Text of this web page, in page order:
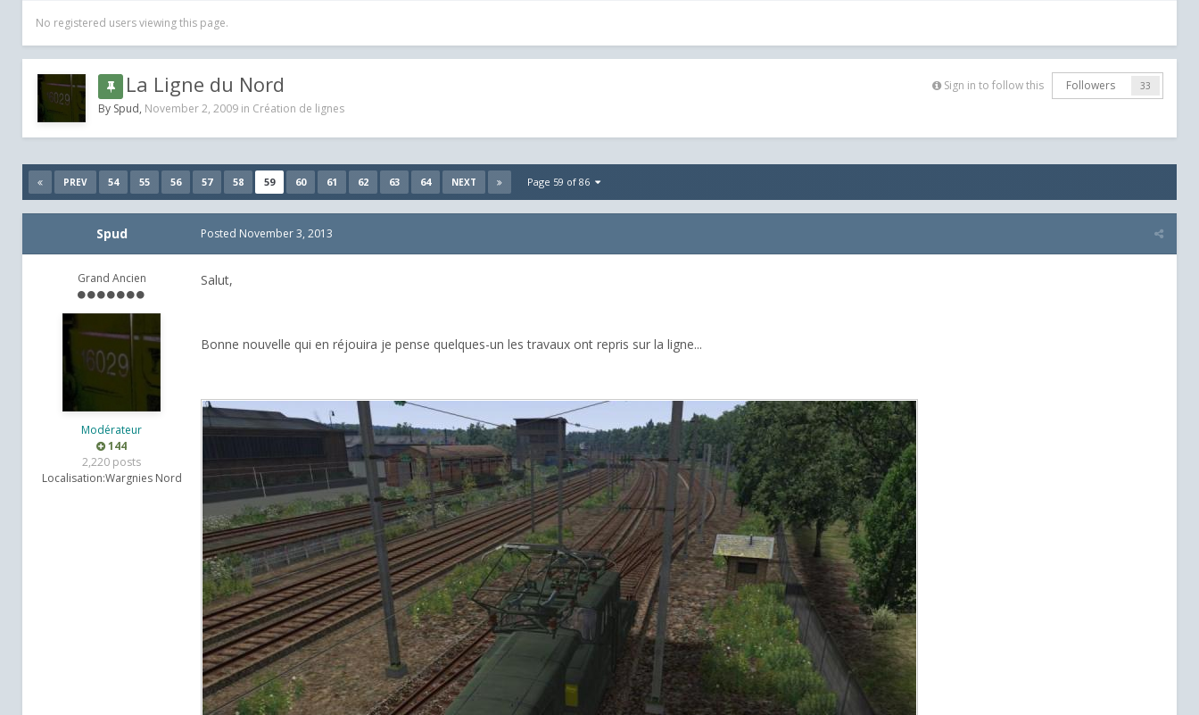
No registered users viewing this page.
Sign in to follow this Followers 33
La Ligne du Nord
By Spud, November 2, 2009 in Création de lignes
PREV 54 55 56 57 58 59 60 61 62 63 64 NEXT Page 59 of 86
Spud
Grand Ancien
Modérateur
144
2,220 posts
Localisation:Wargnies Nord
Posted November 3, 2013
Salut,
Bonne nouvelle qui en réjouira je pense quelques-un les travaux ont repris sur la ligne...